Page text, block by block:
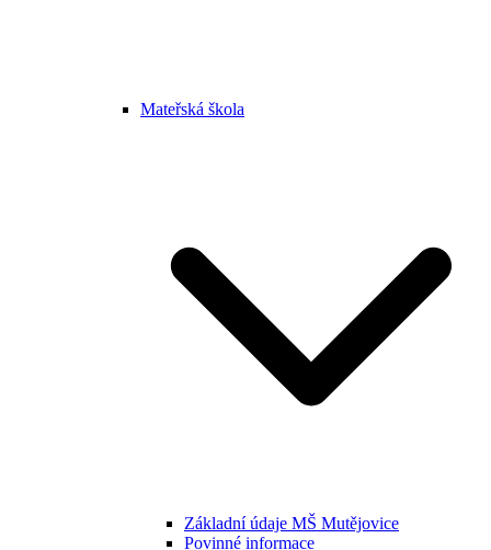
Mateřská škola
Základní údaje MŠ Mutějovice
Povinné informace